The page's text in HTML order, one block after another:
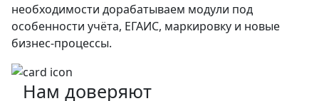
необходимости дорабатываем модули под
особенности учёта, ЕГАИС, маркировку и новые
бизнес-процессы.
Нам доверяют